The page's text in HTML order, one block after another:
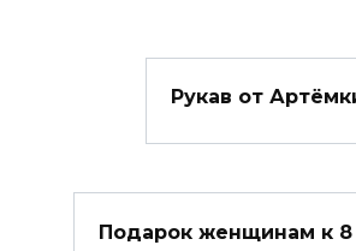
Рукав от
Подарок женщинам к 8